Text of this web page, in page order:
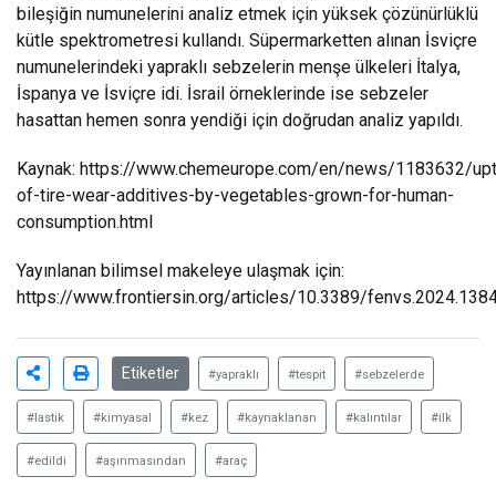
bileşiğin numunelerini analiz etmek için yüksek çözünürlüklü
kütle spektrometresi kullandı. Süpermarketten alınan İsviçre
numunelerindeki yapraklı sebzelerin menşe ülkeleri İtalya,
İspanya ve İsviçre idi. İsrail örneklerinde ise sebzeler
hasattan hemen sonra yendiği için doğrudan analiz yapıldı.
Kaynak: https://www.chemeurope.com/en/news/1183632/
of-tire-wear-additives-by-vegetables-grown-for-human-
consumption.html
Yayınlanan bilimsel makeleye ulaşmak için:
https://www.frontiersin.org/articles/10.3389/
Etiketler #yapraklı #tespit #sebzelerde
#lastik #kimyasal #kez #kaynaklanan #kalıntılar #ilk
#edildi #aşınmasından #araç